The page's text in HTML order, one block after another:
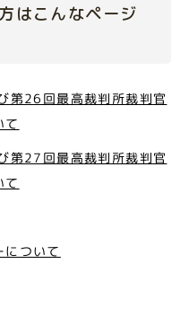
はこんなページ
第26回最高裁判所裁判官
て
第27回最高裁判所裁判官
て
ついて